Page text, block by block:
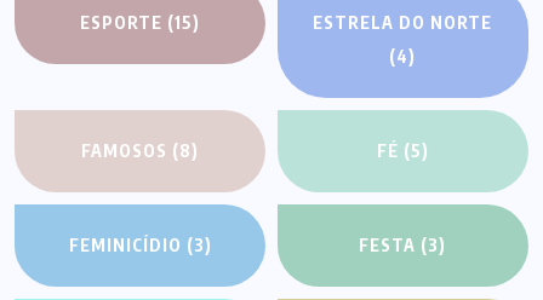
ESPORTE (15)
ESTRELA DO NORTE
(4)
FAMOSOS (8) FÉ (5)
FEMINICÍDIO (3) FESTA (3)